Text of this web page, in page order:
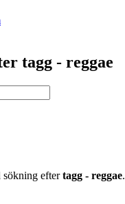
tagg - reggae
sökning eftertagg - reggae.